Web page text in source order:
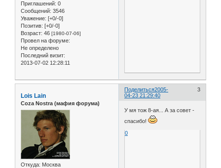
Приглашений: 0
Сообщений: 3546
Уважение: [+0/-0]
Позитив: [+0/-0]
Возраст: 46 [1980-07-06]
Провел на форуме:
Не определено
Последний визит:
2013-07-02 12:28:11
Поделиться 3
2005-
04-23 21:29:40
Lois Lain
Coza Nostra (мафия форума)
Откуда: Москва
У мя тож 8-ая... А за совет -
спасибо!
0